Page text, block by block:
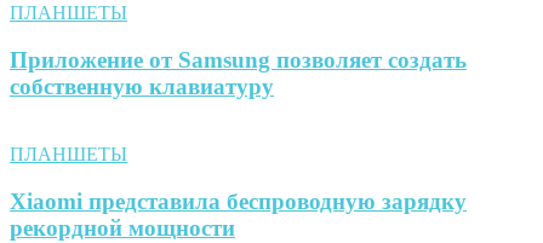
ПЛАНШЕТЫ
Приложение от Samsung позволяет создать
собственную клавиатуру
ПЛАНШЕТЫ
Xiaomi представила беспроводную зарядку
рекордной мощности